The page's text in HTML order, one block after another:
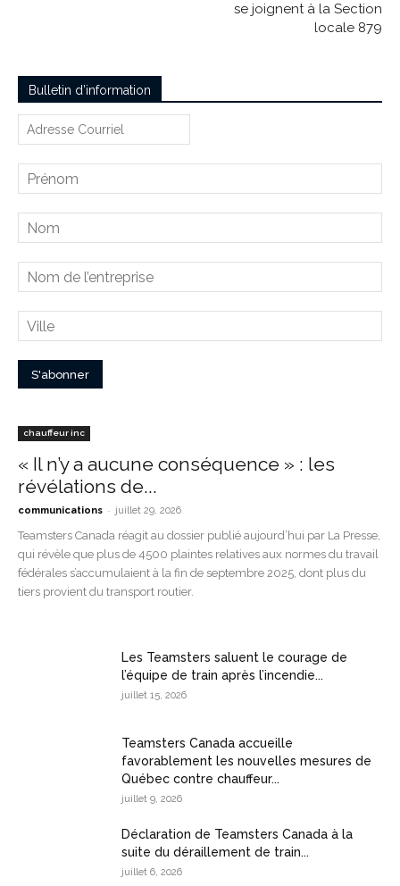
se joignent à la Section
locale 879
Bulletin d’information
chauffeur inc
« Il n’y a aucune conséquence » : les
révélations de...
communications - juillet 29, 2026
Teamsters Canada réagit au dossier publié aujourd’hui par La Presse,
qui révèle que plus de 4500 plaintes relatives aux normes du travail
fédérales s’accumulaient à la fin de septembre 2025, dont plus du
tiers provient du transport routier.
Les Teamsters saluent le courage de
l’équipe de train après l’incendie...
juillet 15, 2026
Teamsters Canada accueille
favorablement les nouvelles mesures de
Québec contre chauffeur...
juillet 9, 2026
Déclaration de Teamsters Canada à la
suite du déraillement de train...
juillet 6, 2026